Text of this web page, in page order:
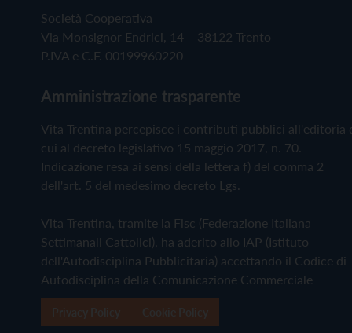
Società Cooperativa
Via Monsignor Endrici, 14 – 38122 Trento
P.IVA e C.F. 00199960220
Amministrazione trasparente
Vita Trentina percepisce i contributi pubblici all'editoria
cui al decreto legislativo 15 maggio 2017, n. 70.
Indicazione resa ai sensi della lettera f) del comma 2
dell'art. 5 del medesimo decreto Lgs.
Vita Trentina, tramite la Fisc (Federazione Italiana
Settimanali Cattolici), ha aderito allo IAP (Istituto
dell'Autodisciplina Pubblicitaria) accettando il Codice di
Autodisciplina della Comunicazione Commerciale